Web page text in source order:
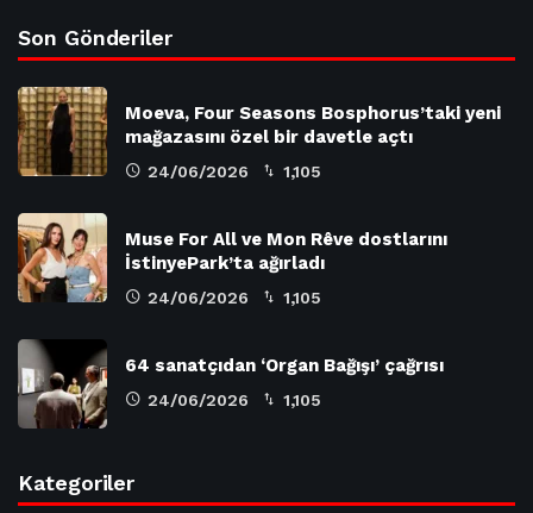
Son Gönderiler
Moeva, Four Seasons Bosphorus’taki yeni
mağazasını özel bir davetle açtı
24/06/2026 1,105
Muse For All ve Mon Rêve dostlarını
İstinyePark’ta ağırladı
24/06/2026 1,105
64 sanatçıdan ‘Organ Bağışı’ çağrısı
24/06/2026 1,105
Kategoriler